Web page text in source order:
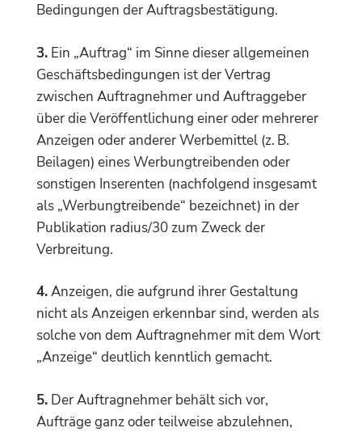
Bedingungen der Auftragsbestätigung.
3.Ein „Auftrag“ im Sinne dieser allgemeinen
Geschäftsbedingungen ist der Vertrag
zwischen Auftragnehmer und Auftraggeber
über die Veröffentlichung einer oder mehrerer
Anzeigen oder anderer Werbemittel (z. B.
Beilagen) eines Werbungtreibenden oder
sonstigen Inserenten (nachfolgend insgesamt
als „Werbungtreibende“ bezeichnet) in der
Publikation radius/30 zum Zweck der
Verbreitung.
4.Anzeigen, die aufgrund ihrer Gestaltung
nicht als Anzeigen erkennbar sind, werden als
solche von dem Auftragnehmer mit dem Wort
„Anzeige“ deutlich kenntlich gemacht.
5.Der Auftragnehmer behält sich vor,
Aufträge ganz oder teilweise abzulehnen,